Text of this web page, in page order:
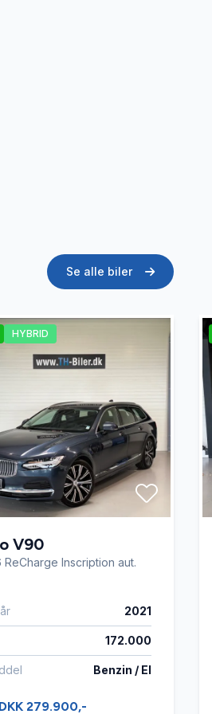
Se alle biler
HYBRID
V90
ReCharge Inscription aut.
2021
172.000
Benzin / El
DKK 279.900,-